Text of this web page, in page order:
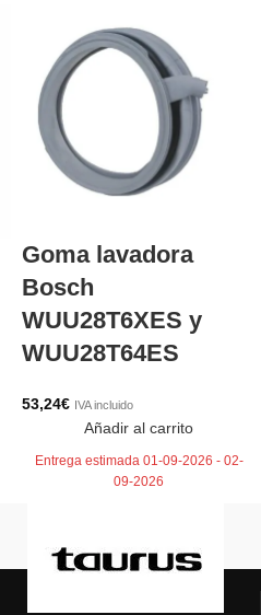
Goma lavadora
Bosch
WUU28T6XES y
WUU28T64ES
53,24€ IVA incluido
Añadir al carrito
Entrega estimada 01-09-2026 - 02-
09-2026